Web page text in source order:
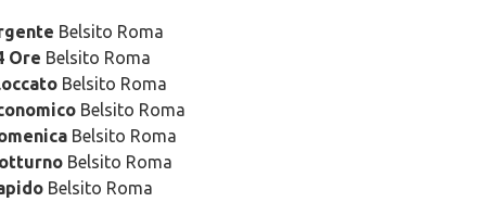
Belsito Roma
Ore Belsito Roma
Belsito Roma
Belsito Roma
Belsito Roma
Belsito Roma
Belsito Roma